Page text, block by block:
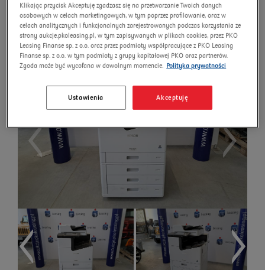
Auction number: 10455/AU/2025
New price
Klikając przycisk Akceptuję zgadzasz się na przetwarzanie Twoich danych
osobowych w celach marketingowych, w tym poprzez profilowanie, oraz w
celach analitycznych i funkcjonalnych zarejestrowanych podczas korzystania ze
strony aukcje.pkoleasing.pl, w tym zapisywanych w plikach cookies, przez PKO
Leasing Finanse sp. z o.o. oraz przez podmioty współpracujące z PKO Leasing
Finanse sp. z o.o. w tym podmioty z grupy kapitałowej PKO oraz partnerów.
Zgoda może być wycofana w dowolnym momencie.
Polityka prywatności
Akceptuję
Ustawienia